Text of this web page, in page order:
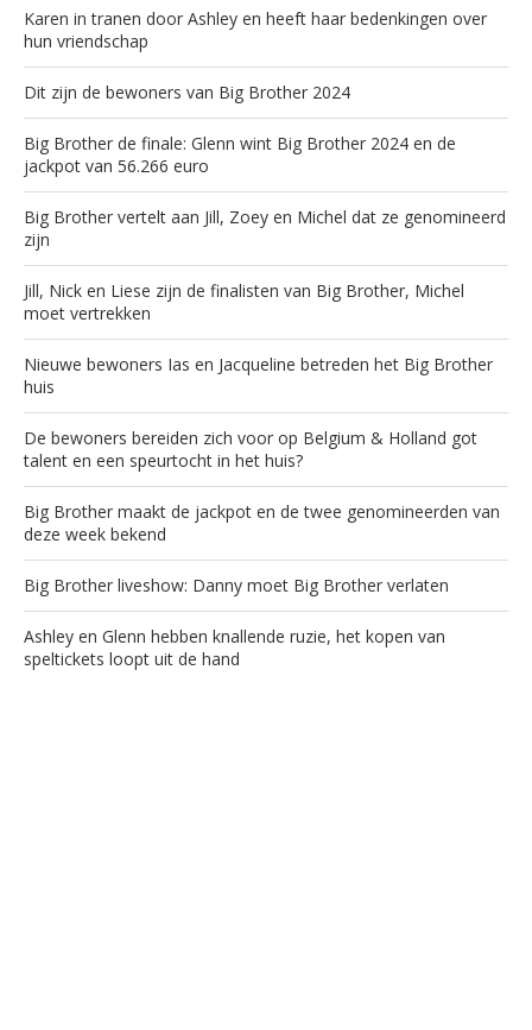
Karen in tranen door Ashley en heeft haar bedenkingen over
hun vriendschap
Dit zijn de bewoners van Big Brother 2024
Big Brother de finale: Glenn wint Big Brother 2024 en de
jackpot van 56.266 euro
Big Brother vertelt aan Jill, Zoey en Michel dat ze genomineerd
zijn
Jill, Nick en Liese zijn de finalisten van Big Brother, Michel
moet vertrekken
Nieuwe bewoners Ias en Jacqueline betreden het Big Brother
huis
De bewoners bereiden zich voor op Belgium & Holland got
talent en een speurtocht in het huis?
Big Brother maakt de jackpot en de twee genomineerden van
deze week bekend
Big Brother liveshow: Danny moet Big Brother verlaten
Ashley en Glenn hebben knallende ruzie, het kopen van
speltickets loopt uit de hand